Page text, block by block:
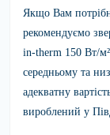
Якщо Вам
рекомендуємо
in-therm 150 Вт/м²
середньому та
адекватну
вироблений у